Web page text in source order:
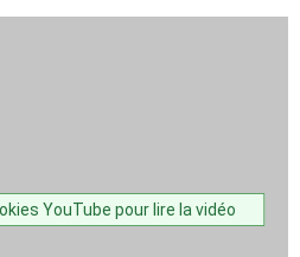
YouTube pour lire la vidéo